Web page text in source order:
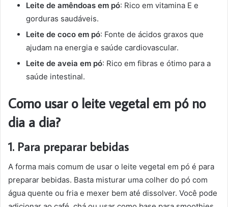
Leite de amêndoas em pó: Rico em vitamina E e
gorduras saudáveis.
Leite de coco em pó: Fonte de ácidos graxos que
ajudam na energia e saúde cardiovascular.
Leite de aveia em pó: Rico em fibras e ótimo para a
saúde intestinal.
Como usar o leite vegetal em pó no
dia a dia?
1. Para preparar bebidas
A forma mais comum de usar o leite vegetal em pó é para
preparar bebidas. Basta misturar uma colher do pó com
água quente ou fria e mexer bem até dissolver. Você pode